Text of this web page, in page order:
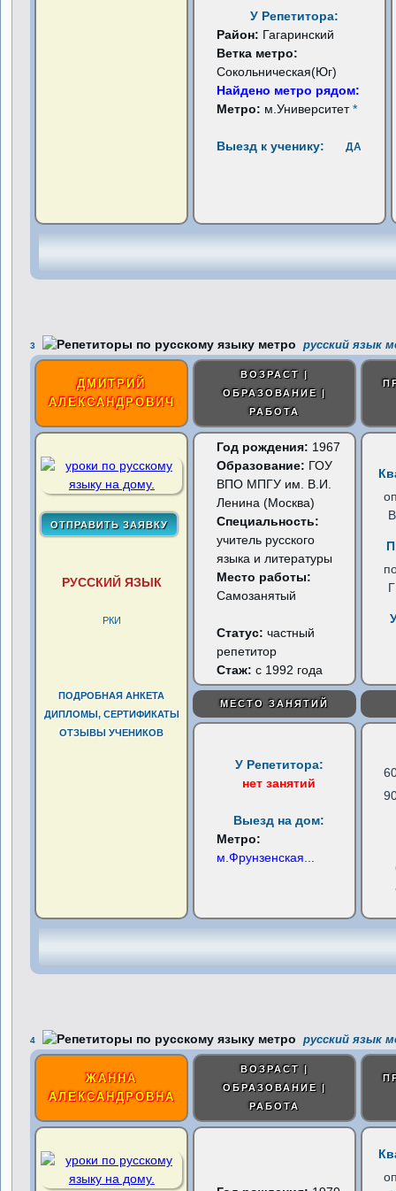
У Репетитора:
Район: Гагаринский
Ветка метро:
Сокольническая(Юг)
Найдено метро рядом:
Метро: м.Университет*
Выезд к ученику: ДА
3 русский язык
ДМИТРИЙ
АЛЕКСАНДРОВИЧ
ВОЗРАСТ |
ОБРАЗОВАНИЕ |
РАБОТА
РУССКИЙ ЯЗЫК
РКИ
ПОДРОБНАЯ АНКЕТА
ДИПЛОМЫ, СЕРТИФИКАТЫ
ОТЗЫВЫ УЧЕНИКОВ
Год рождения: 1967
Образование: ГОУ
ВПО МПГУ им. В.И.
Ленина (Москва)
Специальность:
учитель русского
языка и литературы
Место работы:
Самозанятый
Статус:частный
репетитор
Стаж: с 1992 года
МЕСТО ЗАНЯТИЙ
У Репетитора:
нет занятий
Выезд на дом:
Метро:
м.Фрунзенская
4 русский язык
ЖАННА
АЛЕКСАНДРОВНА
ВОЗРАСТ |
ОБРАЗОВАНИЕ |
РАБОТА